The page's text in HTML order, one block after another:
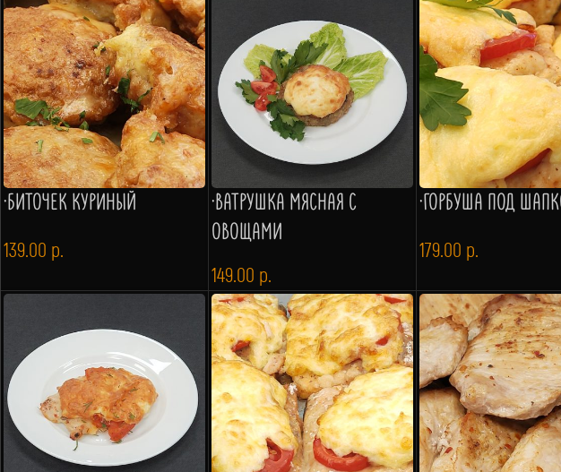
·БИТОЧЕК КУРИНЫЙ
139.00 р.
·ВАТРУШКА МЯСНАЯ С
ОВОЩАМИ
149.00 р.
·ГОРБУША ПОД
179.00 р.